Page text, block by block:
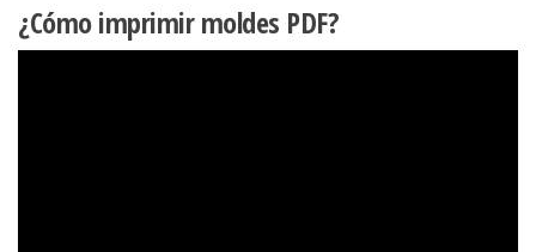
¿Cómo imprimir moldes PDF?